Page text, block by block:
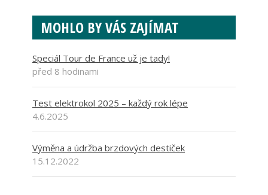
MOHLO BY VÁS ZAJÍMAT
Speciál Tour de France už je tady!
před 8 hodinami
Test elektrokol 2025 – každý rok lépe
4.6.2025
Výměna a údržba brzdových destiček
15.12.2022